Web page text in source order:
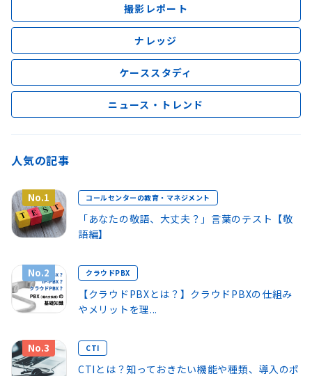
撮影レポート
ナレッジ
ケーススタディ
ニュース・トレンド
人気の記事
No.1 コールセンターの教育・マネジメント
「あなたの敬語、大丈夫？」言葉のテスト【敬
語編】
No.2 クラウドPBX
【クラウドPBXとは？】クラウドPBXの仕組み
やメリットを理...
No.3 CTI
CTIとは？知っておきたい機能や種類、導入のポ